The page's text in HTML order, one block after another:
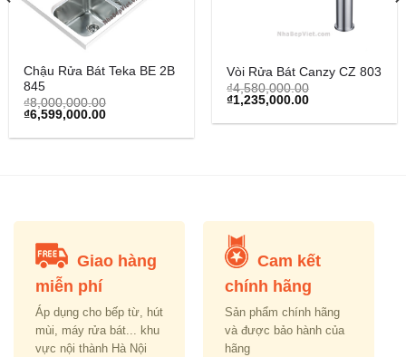
Chậu Rửa Bát Teka BE 2B
845
₫8,000,000.00
Original
was:
₫6,599,000.00Current
is:
Vòi Rửa Bát Canzy CZ 803
₫4,580,000.00
Original
was:
₫1,235,000.00Current
is:
Giao hàng
miễn phí
Áp dụng cho bếp từ, hút
mùi, máy rửa bát... khu
vực nội thành Hà Nội
Cam kết
chính hãng
Sản phẩm chính hãng
và được bảo hành của
hãng